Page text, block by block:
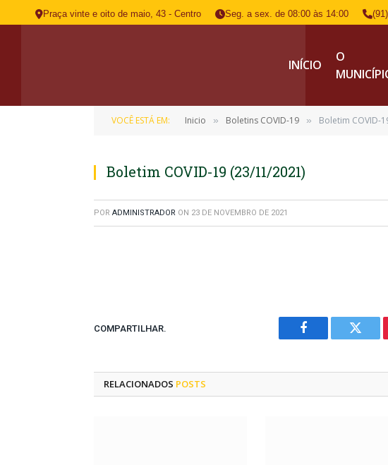
Praça vinte e oito de maio, 43 - Centro Seg. a sex. de 08:00 às 14:00
INÍCIO
O
VOCÊ ESTÁ EM: Inicio » Boletins COVID-19 » Boletim COVID-
Boletim COVID-19 (23/11/2021)
POR ADMINISTRADOR ON 23 DE NOVEMBRO DE 2021
COMPARTILHAR.
Facebook
RELACIONADOS POSTS